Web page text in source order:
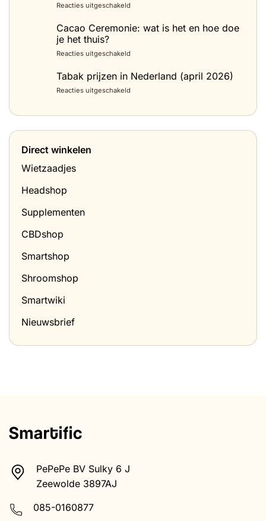
Reacties uitgeschakeld
maken:
het
cake
Cacao Ceremonie: wat is het en hoe doe
je het thuis?
Reacties uitgeschakeld
Ceremonie:
wat
doe
Tabak prijzen in Nederland (april 2026)
Reacties uitgeschakeld
Nederland
Direct winkelen
Wietzaadjes
Headshop
Supplementen
CBDshop
Smartshop
Shroomshop
Smartwiki
Nieuwsbrief
PePePe BV Sulky 6 J
Zeewolde 3897AJ
085-0160877